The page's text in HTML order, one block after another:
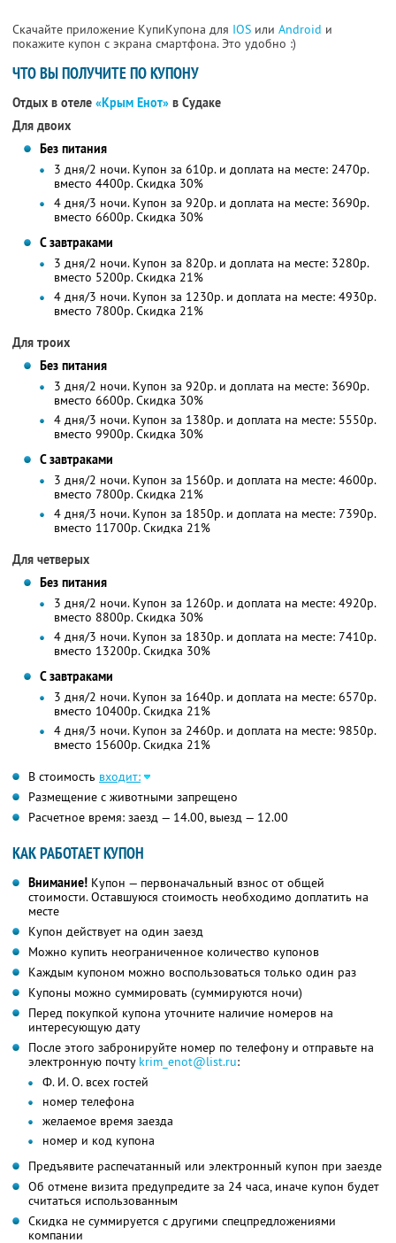
Скачайте приложение КупиКупона для IOS или Android и
покажите купон с экрана смартфона. Это удобно :)
ЧТО ВЫ ПОЛУЧИТЕ ПО КУПОНУ
Отдых в отеле «Крым Енот» в Судаке
Для двоих
Без питания
3 дня/2 ночи. Купон за 610р. и доплата на месте: 2470р.
вместо 4400р. Скидка 30%
4 дня/3 ночи. Купон за 920р. и доплата на месте: 3690р.
вместо 6600р. Скидка 30%
С завтраками
3 дня/2 ночи. Купон за 820р. и доплата на месте: 3280р.
вместо 5200р. Скидка 21%
4 дня/3 ночи. Купон за 1230р. и доплата на месте: 4930р.
вместо 7800р. Скидка 21%
Для троих
Без питания
3 дня/2 ночи. Купон за 920р. и доплата на месте: 3690р.
вместо 6600р. Скидка 30%
4 дня/3 ночи. Купон за 1380р. и доплата на месте: 5550р.
вместо 9900р. Скидка 30%
С завтраками
3 дня/2 ночи. Купон за 1560р. и доплата на месте: 4600р.
вместо 7800р. Скидка 21%
4 дня/3 ночи. Купон за 1850р. и доплата на месте: 7390р.
вместо 11700р. Скидка 21%
Для четверых
Без питания
3 дня/2 ночи. Купон за 1260р. и доплата на месте: 4920р.
вместо 8800р. Скидка 30%
4 дня/3 ночи. Купон за 1830р. и доплата на месте: 7410р.
вместо 13200р. Скидка 30%
С завтраками
3 дня/2 ночи. Купон за 1640р. и доплата на месте: 6570р.
вместо 10400р. Скидка 21%
4 дня/3 ночи. Купон за 2460р. и доплата на месте: 9850р.
вместо 15600р. Скидка 21%
В стоимость входит:
Размещение с животными запрещено
Расчетное время: заезд — 14.00, выезд — 12.00
КАК РАБОТАЕТ КУПОН
Внимание! Купон — первоначальный взнос от общей
стоимости. Оставшуюся стоимость необходимо доплатить на
месте
Купон действует на один заезд
Можно купить неограниченное количество купонов
Каждым купоном можно воспользоваться только один раз
Купоны можно суммировать (суммируются ночи)
Перед покупкой купона уточните наличие номеров на
интересующую дату
После этого забронируйте номер по телефону и отправьте на
электронную почту krim_enot@list.ru:
Ф. И. О. всех гостей
номер телефона
желаемое время заезда
номер и код купона
Предъявите распечатанный или электронный купон при заезде
Об отмене визита предупредите за 24 часа, иначе купон будет
считаться использованным
Скидка не суммируется с другими спецпредложениями
компании